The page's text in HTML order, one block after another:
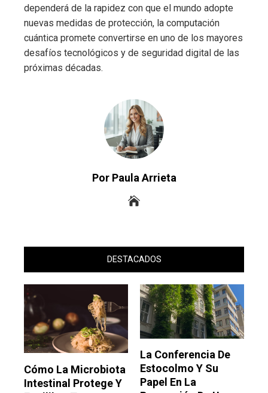
dependerá de la rapidez con que el mundo adopte
nuevas medidas de protección, la computación
cuántica promete convertirse en uno de los mayores
desafíos tecnológicos y de seguridad digital de las
próximas décadas.
Por Paula Arrieta
DESTACADOS
Cómo La Microbiota
Intestinal Protege Y
La Conferencia De
Estocolmo Y Su
Papel En La